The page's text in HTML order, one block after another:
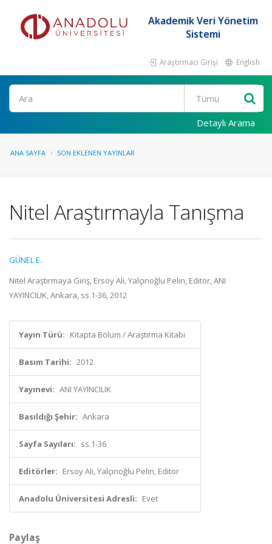
Akademik Veri Yönetim
Sistemi
Araştırmacı Girişi English
Ara
Detaylı Arama
ANA SAYFA SON EKLENEN YAYINLAR
Nitel Araştırmayla Tanışma
GÜNEL E.
Nitel Araştırmaya Giriş, Ersoy Ali, Yalçınoğlu Pelin, Editör, ANI
YAYINCILIK, Ankara, ss.1-36, 2012
Yayın Türü: Kitapta Bölüm / Araştırma Kitabı
Basım Tarihi: 2012
Yayınevi: ANI YAYINCILIK
Basıldığı Şehir: Ankara
Sayfa Sayıları: ss.1-36
Editörler: Ersoy Ali, Yalçınoğlu Pelin, Editör
Anadolu Üniversitesi Adresli: Evet
Paylaş